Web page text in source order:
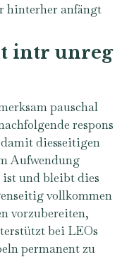
hinterher anfängt
intr unreg
pauschal
respons
diesseitigen
Aufwendung
und bleibt dies
vollkommen
vorzubereiten,
bei LEOs
permanent zu